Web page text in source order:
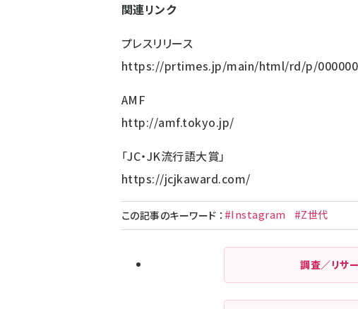
関連リンク
プレスリリース
https://prtimes.jp/main/html/rd/p/
AMF
http://amf.tokyo.jp/
「JC・JK流行語大賞」
https://jcjkaward.com/
この記事のキーワード ： #Instagram #Z世代
調査／リサ